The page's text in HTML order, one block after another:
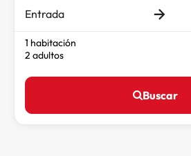
Entrada
1 habitación
2 adultos
Buscar